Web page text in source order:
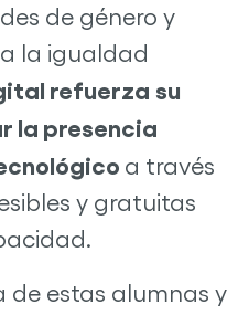
de género y
la igualdad
refuerza su
la presencia
a través
y gratuitas
de estas alumnas y